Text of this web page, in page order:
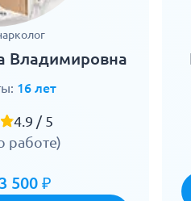
Владимировна
16 лет
4.9 / 5
работе)
3 500 ₽